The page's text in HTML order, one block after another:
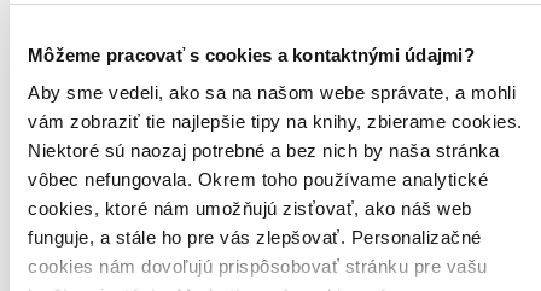
Môžeme pracovať s cookies a kontaktnými údajmi?
Aby sme vedeli, ako sa na našom webe správate, a mohli
vám zobraziť tie najlepšie tipy na knihy, zbierame cookies.
Niektoré sú naozaj potrebné a bez nich by naša stránka
vôbec nefungovala. Okrem toho používame analytické
cookies, ktoré nám umožňujú zisťovať, ako náš web
funguje, a stále ho pre vás zlepšovať. Personalizačné
cookies nám dovoľujú prispôsobovať stránku pre vašu
Zoradiť
Bestsellery
Top hodnotené
Novinky
Najdrahšie
Najlacnejšie
Najvyššia zľava